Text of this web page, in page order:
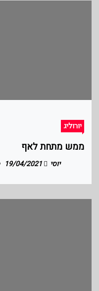
יורוליג
ממש מתחת לאף
יוסי